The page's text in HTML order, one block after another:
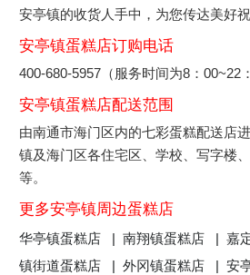
安亭镇的收货人手中，为您传达美好祝
安亭镇蛋糕店订购电话
400-680-5957（服务时间为8：00~22
安亭镇蛋糕店配送范围
由南通市海门区内的七彩蛋糕配送店
镇及海门区各住宅区、学校、写字楼
等。
更多安亭镇周边蛋糕店
华亭镇蛋糕店 |南翔镇蛋糕店 |嘉
镇街道蛋糕店 |外冈镇蛋糕店 |安